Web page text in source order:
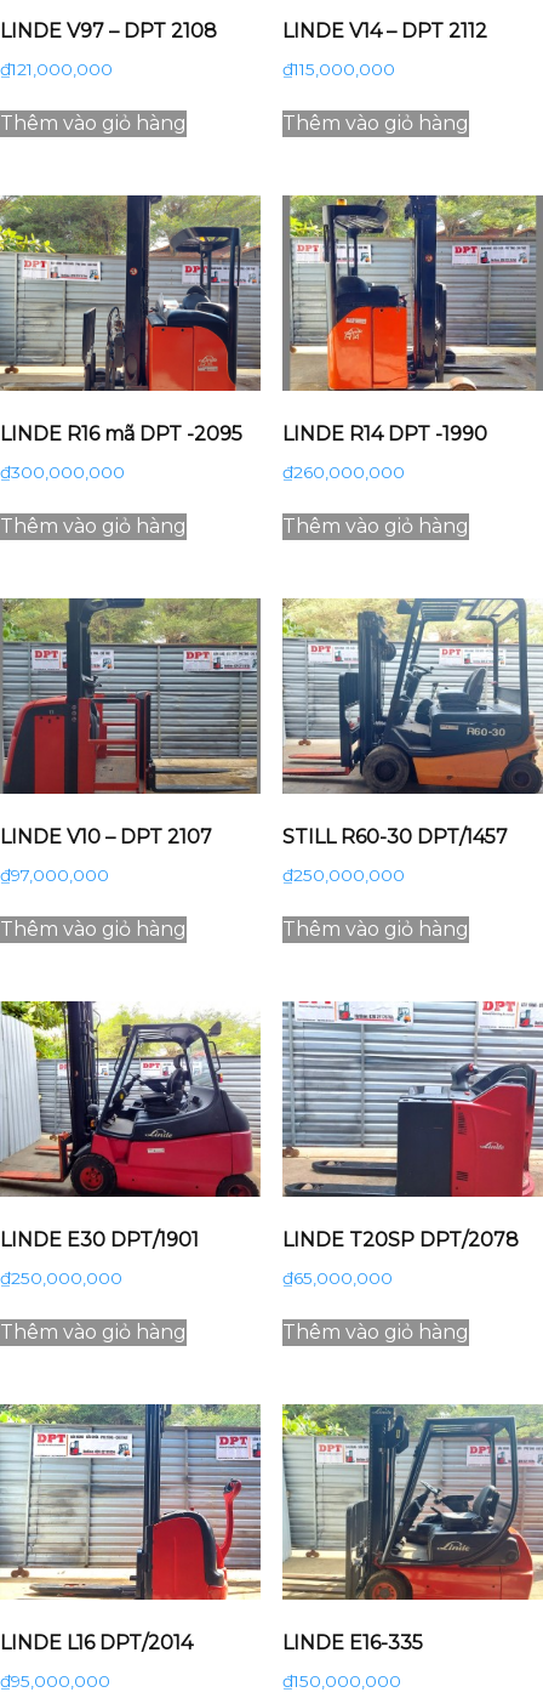
LINDE V97 – DPT 2108
₫121,000,000
Thêm vào giỏ hàng
LINDE V14 – DPT 2112
₫115,000,000
Thêm vào giỏ hàng
LINDE R16 mã DPT -2095
₫300,000,000
Thêm vào giỏ hàng
LINDE R14 DPT -1990
₫260,000,000
Thêm vào giỏ hàng
LINDE V10 – DPT 2107
₫97,000,000
Thêm vào giỏ hàng
STILL R60-30 DPT/1457
₫250,000,000
Thêm vào giỏ hàng
LINDE E30 DPT/1901
₫250,000,000
Thêm vào giỏ hàng
LINDE T20SP DPT/2078
₫65,000,000
Thêm vào giỏ hàng
LINDE L16 DPT/2014
₫95,000,000
LINDE E16-335
₫150,000,000